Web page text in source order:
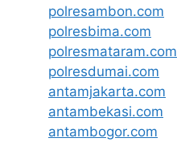
polresambon.com
polresbima.com
polresmataram.com
polresdumai.com
antamjakarta.com
antambekasi.com
antambogor.com